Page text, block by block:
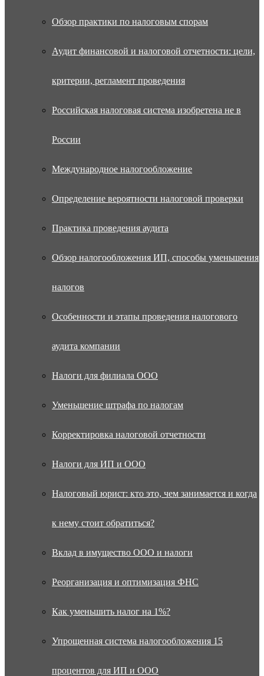
Обзор практики по налоговым спорам
Аудит финансовой и налоговой отчетности: цели,
критерии, регламент проведения
Российская налоговая система изобретена не в
России
Международное налогообложение
Определение вероятности налоговой проверки
Практика проведения аудита
Обзор налогообложения ИП, способы уменьшения
налогов
Особенности и этапы проведения налогового
аудита компании
Налоги для филиала ООО
Уменьшение штрафа по налогам
Корректировка налоговой отчетности
Налоги для ИП и ООО
Налоговый юрист: кто это, чем занимается и когда
к нему стоит обратиться?
Вклад в имущество ООО и налоги
Реорганизация и оптимизация ФНС
Как уменьшить налог на 1%?
Упрощенная система налогообложения 15
процентов для ИП и ООО